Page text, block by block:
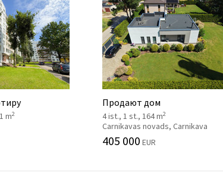
m2
Продают дом
4 ist., 1 st., 164 m2
Carnikavas novads, Carnikava
405 000 EUR